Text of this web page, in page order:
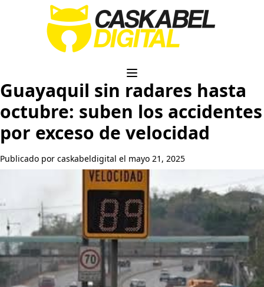
Guayaquil sin radares hasta
octubre: suben los accidentes
por exceso de velocidad
Publicado por caskabeldigital el mayo 21, 2025